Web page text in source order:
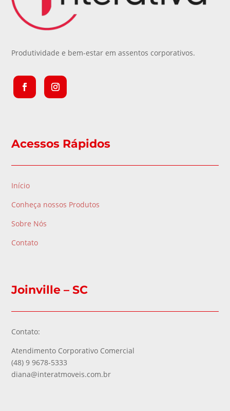
Produtividade e bem-estar em assentos corporativos.
Acessos Rápidos
Início
Conheça nossos Produtos
Sobre Nós
Contato
Joinville – SC
Contato:
Atendimento Corporativo Comercial
(48) 9 9678-5333
diana@interatmoveis.com.br